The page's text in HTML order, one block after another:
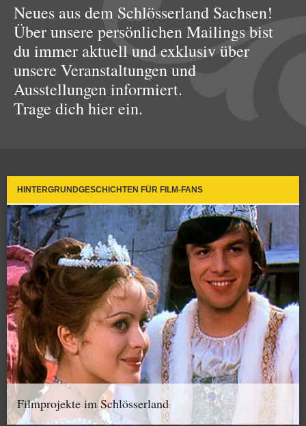
Neues aus dem Schlösserland Sachsen!
Über unsere persönlichen Mailings bist
du immer aktuell und exklusiv über
unsere Veranstaltungen und
Ausstellungen informiert.
Trage dich hier ein.
HINTERGRUNDGESCHICHTEN FÜR FILM-FANS
Filmprojekte im Schlösserland